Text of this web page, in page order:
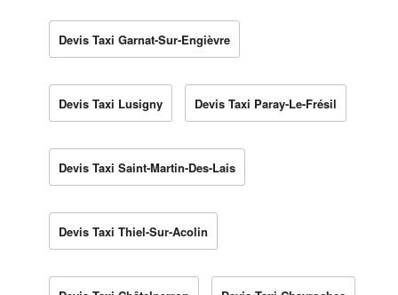
Devis Taxi Garnat-Sur-Engièvre
Devis Taxi Lusigny Devis Taxi Paray-Le-Frésil
Devis Taxi Saint-Martin-Des-Lais
Devis Taxi Thiel-Sur-Acolin